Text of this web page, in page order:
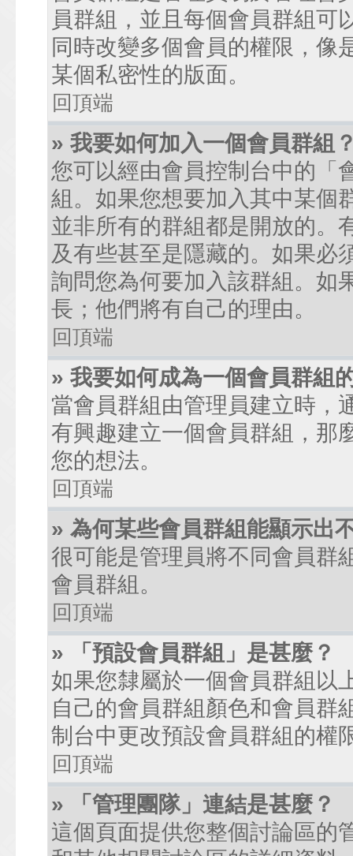
員群組，並且每個會員群組可
同時改變多個會員的權限，像
某個私密性的版面。
回頂端
» 我要如何加入一個會員群組
您可以經由會員控制台中的「
組。如果您想要加入其中某個
並非所有的群組都是開放的。
及有些甚至是隱藏的。如果必
詢問您為何要加入該群組。如
長；他們將有自己的理由。
回頂端
» 我要如何成為一個會員群組
當會員群組由管理員建立時，
有興趣建立一個會員群組，那
您的想法。
回頂端
» 為何某些會員群組能顯示出
很可能是管理員將不同會員群
會員群組。
回頂端
» 「預設會員群組」是甚麼？
如果您隸屬於一個會員群組以
自己的會員群組顏色和會員群
制台中更改預設會員群組的權
回頂端
» 「管理團隊」連結是甚麼？
這個頁面提供您整個討論區的